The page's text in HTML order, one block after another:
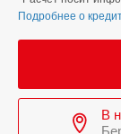
Подробнее о
В